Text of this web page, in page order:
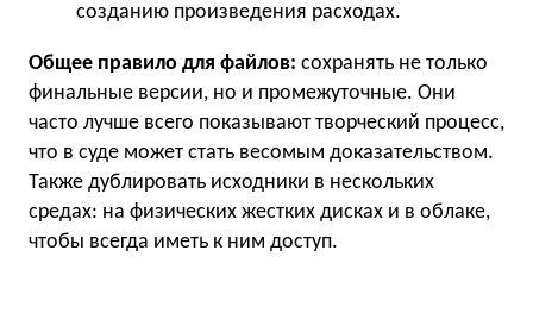
созданию произведения расходах.
Общее правило для файлов: сохранять не только
финальные версии, но и промежуточные. Они
часто лучше всего показывают творческий процесс,
что в суде может стать весомым доказательством.
Также дублировать исходники в нескольких
средах: на физических жестких дисках и в облаке,
чтобы всегда иметь к ним доступ.